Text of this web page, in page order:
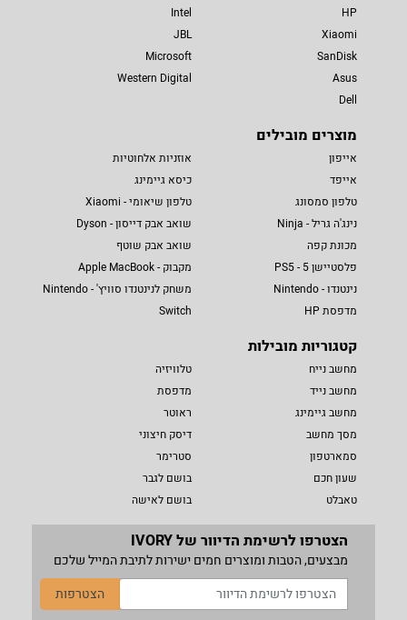
HP
Xiaomi
SanDisk
Asus
Dell
Intel
JBL
Microsoft
Western Digital
מוצרים מובילים
אייפון
אייפד
טלפון סמסונג
נינג'ה גריל - Ninja
מכונת קפה
פלסטיישן 5 - PS5
נינטנדו - Nintendo
מדפסת HP
אוזניות אלחוטיות
כיסא גיימינג
טלפון שיאומי - Xiaomi
שואב אבק דייסון - Dyson
שואב אבק שוטף
מקבוק - Apple MacBook
משחק לנינטנדו סוויץ' - Nintendo
Switch
קטגוריות מובילות
מחשב נייח
מחשב נייד
מחשב גיימינג
מסך מחשב
סמארטפון
שעון חכם
טאבלט
טלוויזיה
מדפסת
ראוטר
דיסק חיצוני
סטרימר
בושם לגבר
בושם לאישה
הצטרפו לרשימת הדיוור של IVORY
מבצעים, הטבות ומוצרים חמים ישירות לתיבת המייל שלכם
הצטרפות